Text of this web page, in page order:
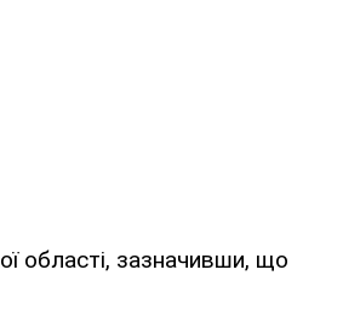
області, зазначивши, що